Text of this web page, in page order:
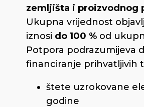
zemljišta i proizvodnog
Ukupna vrijednost
iznosi do 100 % od
Potpora podrazumijeva
financiranje prihvatljivih
štete uzrokovane
godine